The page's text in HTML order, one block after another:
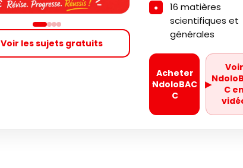
Voir les sujets gratuits
16 matières
scientifiques et
générales
Acheter
NdoloBAC
C
▶
Voir
C